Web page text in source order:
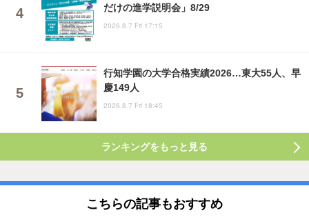
だけの進学説明会」8/29
2026.8.7 Fri 17:15
行知学園の大学合格実績2026…東大55人、早
慶149人
2026.8.7 Fri 18:45
ランキングをもっと見る
こちらの記事もおすすめ